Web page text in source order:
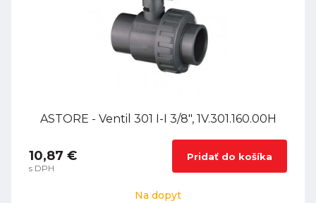
ASTORE - Ventil 301 I-I 3/8", 1V.301.160.00H
10,87 €
s DPH
Pridať do košíka
Na dopyt